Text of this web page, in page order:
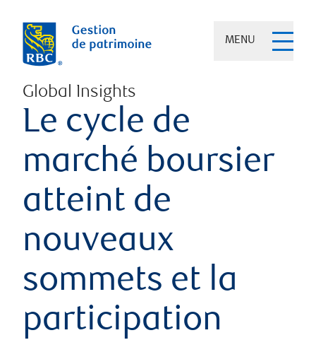
MENU
Global Insights
Le cycle de
marché boursier
atteint de
nouveaux
sommets et la
participation